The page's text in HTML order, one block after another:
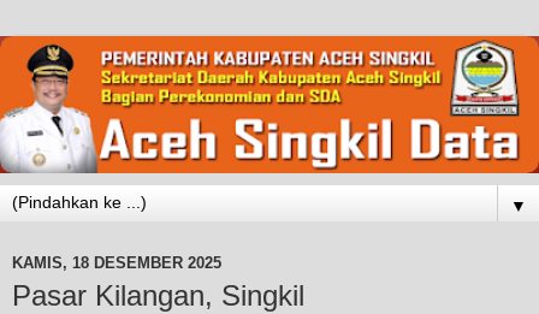
▼
KAMIS, 18 DESEMBER 2025
Pasar Kilangan, Singkil